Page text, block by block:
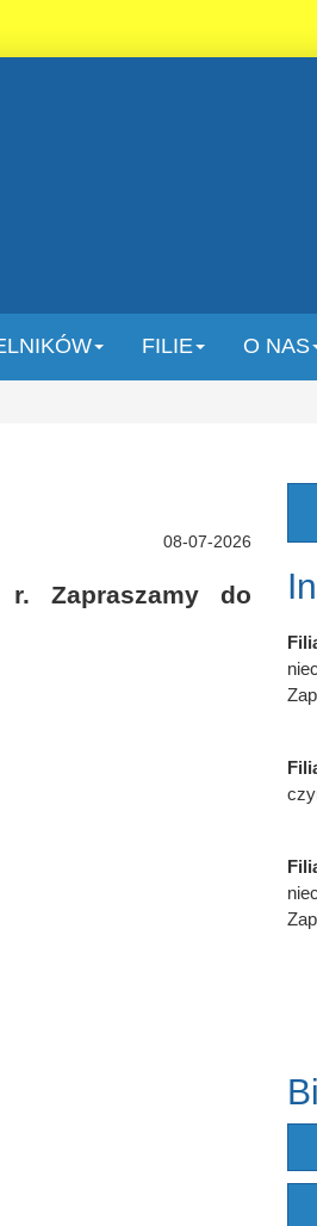
FILIE O NAS
08-07-2026
Zapraszamy do